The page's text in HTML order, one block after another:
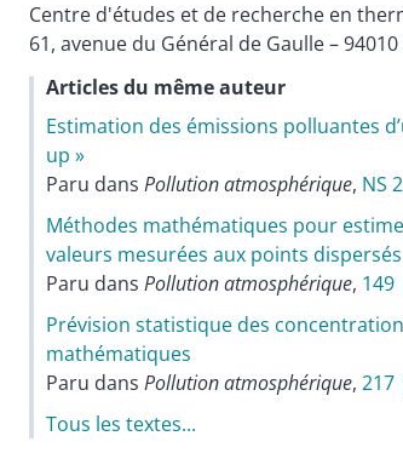
Centre d'études et de recherche en
61, avenue du Général de Gaulle –
Articles du même auteur
Estimation des émissions polluantes
up »
Paru dans Pollution atmosphérique, NS
Méthodes mathématiques pour
valeurs mesurées aux points dispersés
Paru dans Pollution atmosphérique, 149
Prévision statistique des
mathématiques
Paru dans Pollution atmosphérique, 217
Tous les textes...